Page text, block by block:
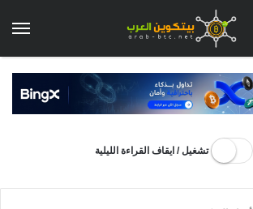
تشغيل / ايقاف القراءة الليلية